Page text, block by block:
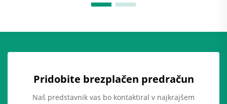
Pridobite brezplačen predračun
Naš predstavnik vas bo kontaktiral v najkrajšem